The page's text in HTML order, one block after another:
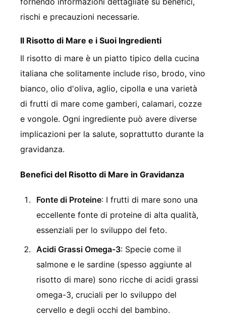
rischi e precauzioni necessarie.
Il Risotto di Mare e i Suoi Ingredienti
Il risotto di mare è un piatto tipico della cucina
italiana che solitamente include riso, brodo, vino
bianco, olio d'oliva, aglio, cipolla e una varietà
di frutti di mare come gamberi, calamari, cozze
e vongole. Ogni ingrediente può avere diverse
implicazioni per la salute, soprattutto durante la
gravidanza.
Benefici del Risotto di Mare in Gravidanza
Fonte di Proteine: I frutti di mare sono una
eccellente fonte di proteine di alta qualità,
essenziali per lo sviluppo del feto.
Acidi Grassi Omega-3: Specie come il
salmone e le sardine (spesso aggiunte al
risotto di mare) sono ricche di acidi grassi
omega-3, cruciali per lo sviluppo del
cervello e degli occhi del bambino.